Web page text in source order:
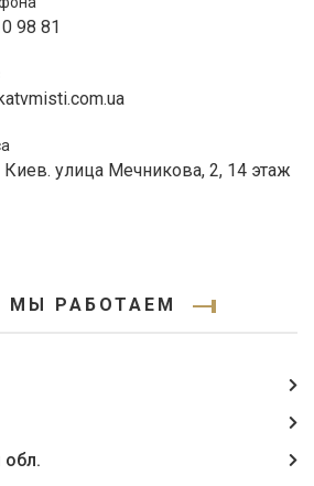
98 81
Киев. улица Мечникова, 2, 14 этаж
МЫ РАБОТАЕМ
обл.